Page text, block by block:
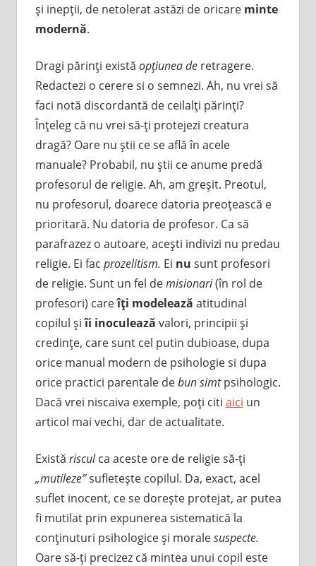
şi inepţii, de netolerat astăzi de oricare minte
modernă.
Dragi părinţi există opţiunea deretragere.
Redactezi o cerere si o semnezi. Ah, nu vrei să
faci notă discordantă de ceilalţi părinţi?
Înţeleg că nu vrei să-ţi protejezi creatura
dragă? Oare nu ştii ce se află în acele
manuale? Probabil, nu ştii ce anume predă
profesorul de religie. Ah, am greşit. Preotul,
nu profesorul, doarece datoria preoţească e
prioritară. Nu datoria de profesor. Ca să
parafrazez o autoare, aceşti indivizi nu predau
religie. Ei fac prozelitism. Ei nu sunt profesori
de religie. Sunt un fel demisionari(în rol de
profesori) careîţi modelează atitudinal
copilul şiîi inoculează valori, principii şi
credinţe, care sunt cel putin dubioase, dupa
orice manual modern de psihologie si dupa
orice practici parentale debun simtpsihologic.
Dacă vrei niscaiva exemple, poţi citi aici un
articol mai vechi, dar de actualitate.
Există risculca aceste ore de religie să-ţi
„mutileze”sufleteşte copilul. Da, exact, acel
suflet inocent, ce se doreşte protejat, ar putea
fi mutilat prin expunerea sistematică la
conţinuturi psihologice şi moralesuspecte.
Oare să-ţi precizez că mintea unui copil este